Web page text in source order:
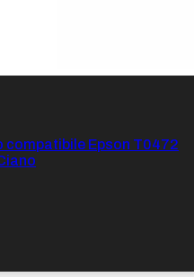
compatibile Epson T0472